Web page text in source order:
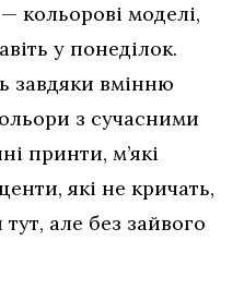
кольорові моделі,
у понеділок.
завдяки вмінню
з сучасними
принти, м’які
які не кричать,
тут, але без зайвого